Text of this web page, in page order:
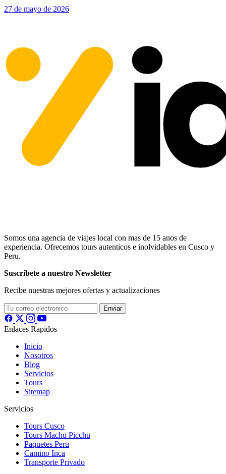
27 de mayo de 2026
Somos una agencia de viajes local con mas de 15 anos de
experiencia. Ofrecemos tours autenticos e inolvidables en Cusco y
Peru.
Suscribete a nuestro Newsletter
Recibe nuestras mejores ofertas y actualizaciones
Enviar
Enlaces Rapidos
Inicio
Nosotros
Blog
Servicios
Tours
Sitemap
Servicios
Tours Cusco
Tours Machu Picchu
Paquetes Peru
Camino Inca
Transporte Privado